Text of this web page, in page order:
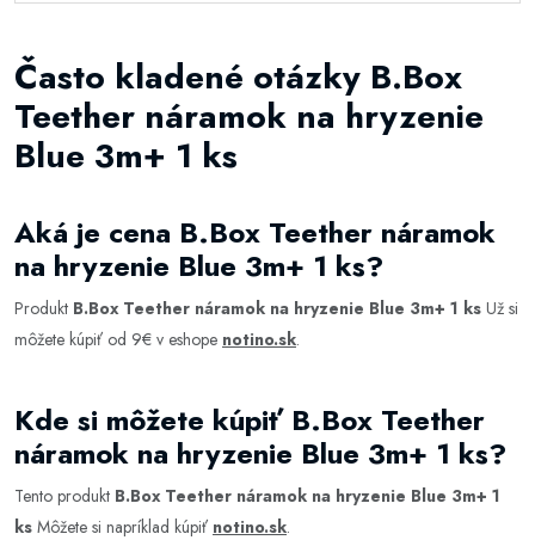
Často kladené otázky B.Box
Teether náramok na hryzenie
Blue 3m+ 1 ks
Aká je cena B.Box Teether náramok
na hryzenie Blue 3m+ 1 ks?
Produkt B.Box Teether náramok na hryzenie Blue 3m+ 1 ks Už si
môžete kúpiť od 9€ v eshope notino.sk.
Kde si môžete kúpiť B.Box Teether
náramok na hryzenie Blue 3m+ 1 ks?
Tento produkt B.Box Teether náramok na hryzenie Blue 3m+ 1
ks Môžete si napríklad kúpiť notino.sk.